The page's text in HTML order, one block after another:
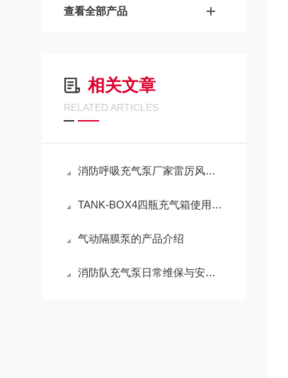
查看全部产品
相关文章
RELATED ARTICLES
消防呼吸充气泵厂家雷厉风行闪现：呼吸器充气泵维保机构
TANK-BOX4四瓶充气箱使用技巧
气动隔膜泵的产品介绍
消防队充气泵日常维保与安全操作全攻略